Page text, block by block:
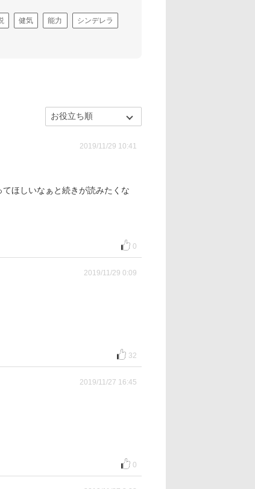
健気 能力 シンデレラ
2019/11/29 10:41
ほしいなぁと続きが読みたくな
0
2019/11/29 0:09
32
2019/11/27 16:45
0